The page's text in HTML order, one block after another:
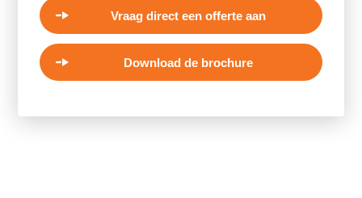
Vraag direct een offerte aan
Download de brochure